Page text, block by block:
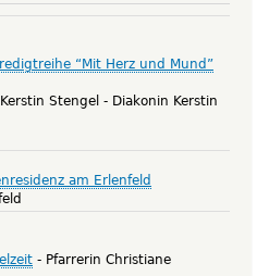
“Mit Herz und Mund”
Stengel
Diakonin Kerstin
am Erlenfeld
Pfarrerin Christiane